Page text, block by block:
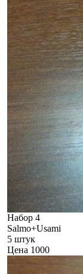
Набор 4
Salmo+Usami
5 штук
Цена 1000